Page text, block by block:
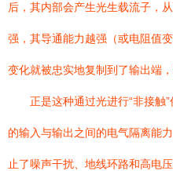
后，其内部会产生光生载流子，
强，其导通能力越强（或电阻值
变化就被忠实地复制到了输出端
正是这种通过光进行“非接触
的输入与输出之间的电气隔离能
止了噪声干扰、地线环路和高电